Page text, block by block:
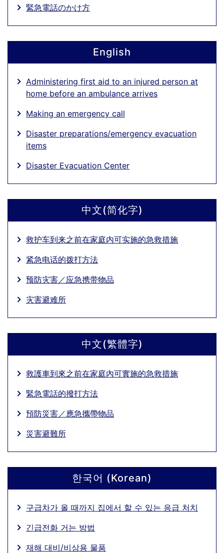
緊急電話のかけ方
English
Administering first aid to an injured person at
home before an ambulance arrives
Making an emergency call
Disaster preparations/emergency evacuation
items
Disaster Evacuation Center
中文(简化字)
救护车到来之前在家庭内可实施的急救措施
紧急电话的拨打方法
预防灾害／应急携带物品
灾害避难所
中文(繁體字)
救護車到來之前在家庭內可實施的急救措施
緊急電話的撥打方法
預防災害／應急攜帶物品
災害避難所
한국어 (Korean)
구급차가 올 때까지 집에서 할 수 있는 응급 처치
긴급전화 거는 방법
재해 대비/비상용 물품